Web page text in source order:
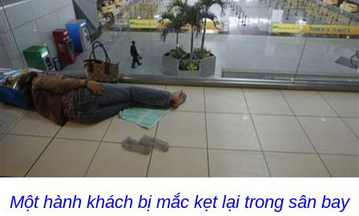
Một hành khách bị mắc kẹt lại trong sân bay